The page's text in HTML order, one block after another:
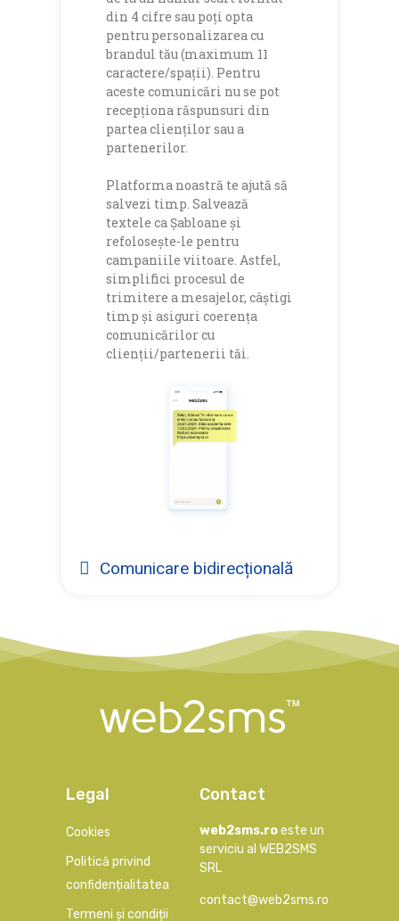
din 4 cifre sau poți opta
pentru personalizarea cu
brandul tău (maximum 11
caractere/spații). Pentru
aceste comunicări nu se pot
recepționa răspunsuri din
partea clienților sau a
partenerilor.
Platforma noastră te ajută să
salvezi timp. Salvează
textele ca Șabloane și
refolosește-le pentru
campaniile viitoare. Astfel,
simplifici procesul de
trimitere a mesajelor, câștigi
timp și asiguri coerența
comunicărilor cu
clienții/partenerii tăi.
Comunicare bidirecțională
Legal
Cookies
Politică privind
confidențialitatea
Termeni și condiții
Contact
web2sms.roeste un
serviciu al WEB2SMS
SRL
contact@web2sms.ro